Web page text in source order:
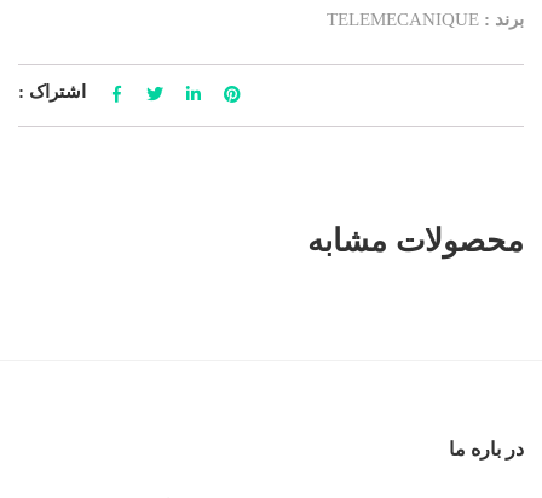
برند : TELEMECANIQUE
اشتراک :
محصولات مشابه
در باره ما